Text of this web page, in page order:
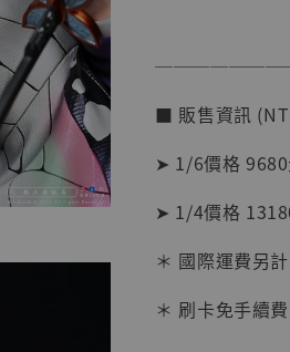
NT$ 1,870
■ 販售資訊
➤ 1/6價格
➤ 1/4價格
＊ 國際運費另計
＊ 刷卡免手續費